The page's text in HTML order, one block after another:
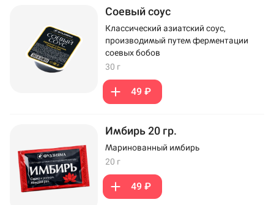
Соевый соус
Классический азиатский соус,
производимый путем ферментации
соевых бобов
30 г
49 ₽
Имбирь 20 гр.
Маринованный имбирь
20 г
49 ₽